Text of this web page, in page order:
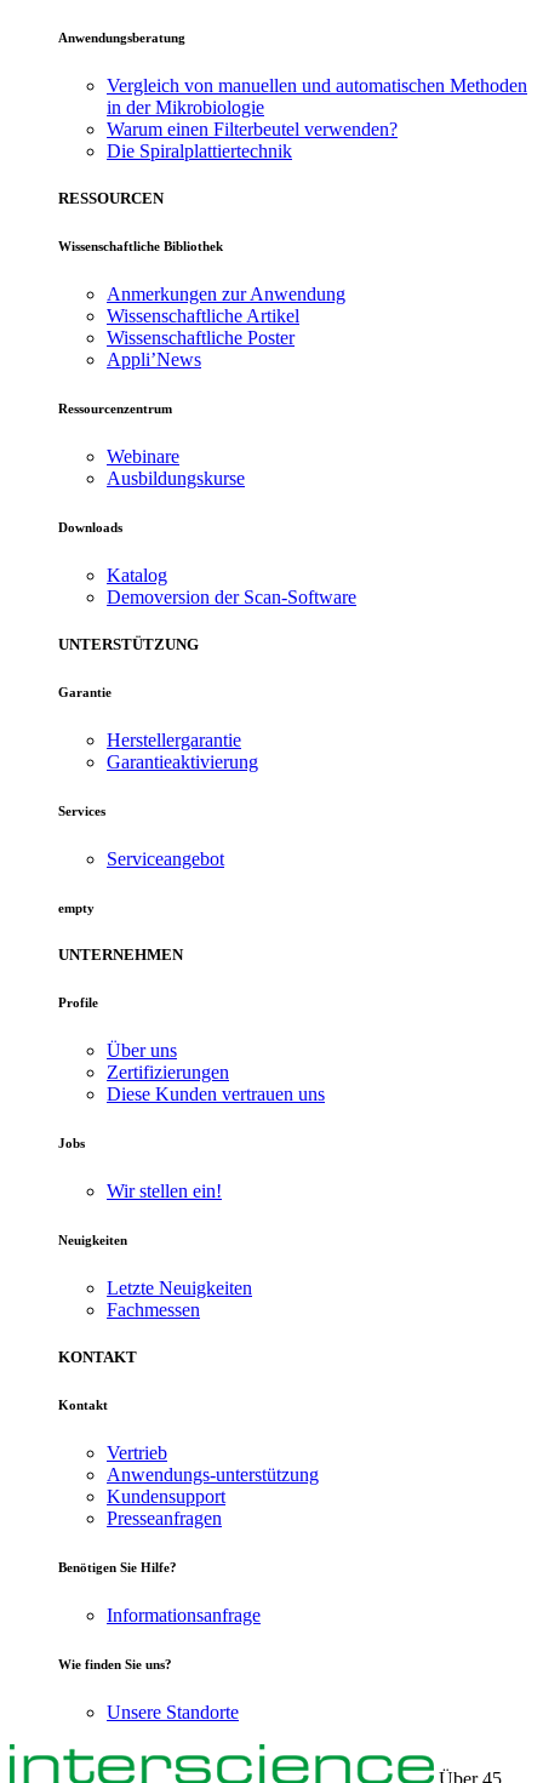
Anwendungsberatung
Vergleich von manuellen und automatischen Methoden
in der Mikrobiologie
Warum einen Filterbeutel verwenden?
Die Spiralplattier­technik
RESSOURCEN
Wissenschaftliche Bibliothek
Anmerkungen zur Anwendung
Wissenschaftliche Artikel
Wissenschaftliche Poster
Appli’News
Ressourcenzentrum
Webinare
Ausbildungskurse
Downloads
Katalog
Demoversion der Scan-Software
UNTERSTÜTZUNG
Garantie
Herstellergarantie
Garantieaktivierung
Services
Serviceangebot
empty
UNTERNEHMEN
Profile
Über uns
Zertifizierungen
Diese Kunden vertrauen uns
Jobs
Wir stellen ein!
Neuigkeiten
Letzte Neuigkeiten
Fachmessen
KONTAKT
Kontakt
Vertrieb
Anwendungs-unterstützung
Kundensupport
Presseanfragen
Benötigen Sie Hilfe?
Informationsanfrage
Wie finden Sie uns?
Unsere Standorte
Über 45